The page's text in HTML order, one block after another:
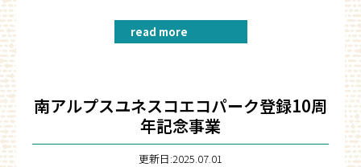
read more
南アルプスユネスコエコパーク登録10周
年記念事業
更新日:2025.07.01